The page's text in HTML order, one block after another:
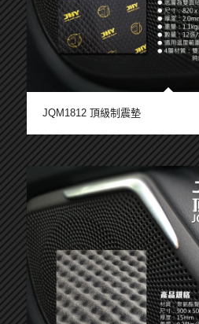
JQM1812 頂級制震墊